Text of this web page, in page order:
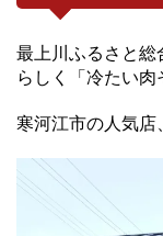
最上川ふるさと総
らしく「冷たい肉
寒河江市の人気店